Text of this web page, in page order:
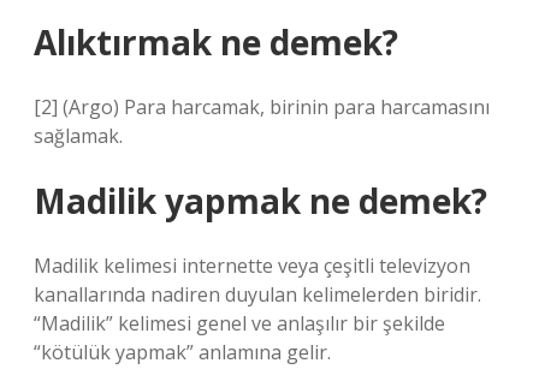
Alıktırmak ne demek?
[2] (Argo) Para harcamak, birinin para harcamasını
sağlamak.
Madilik yapmak ne demek?
Madilik kelimesi internette veya çeşitli televizyon
kanallarında nadiren duyulan kelimelerden biridir.
“Madilik” kelimesi genel ve anlaşılır bir şekilde
“kötülük yapmak” anlamına gelir.